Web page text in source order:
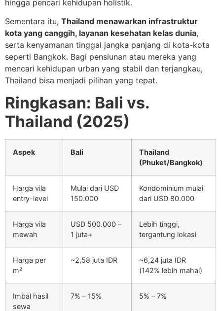
hingga pencari kehidupan holistik.
Sementara itu, Thailand menawarkan infrastruktur
kota yang canggih, layanan kesehatan kelas dunia,
serta kenyamanan tinggal jangka panjang di kota-kota
seperti Bangkok. Bagi pensiunan atau mereka yang
mencari kehidupan urban yang stabil dan terjangkau,
Thailand bisa menjadi pilihan yang tepat.
Ringkasan: Bali vs.
Thailand (2025)
Aspek Bali
Thailand
(Phuket/Bangkok)
Harga vila
entry-level
Mulai dari USD
150.000
Kondominium mulai
dari USD 80.000
Harga vila
mewah
USD 500.000 –
1 juta+
Lebih tinggi,
tergantung lokasi
Harga per
m²
~2,58 juta IDR
~6,24 juta IDR
(142% lebih mahal)
Imbal hasil
sewa
7% – 15% 5% – 7%